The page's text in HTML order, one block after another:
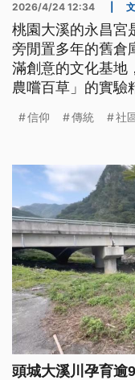
2026/4/24 12:34
桃園大溪的永昌宮
旁閒置多年的舊倉
滿創意的文化基地
農嚐百草」的實驗
關係。
信仰 傳統 社
頭城大溪川孕育逾